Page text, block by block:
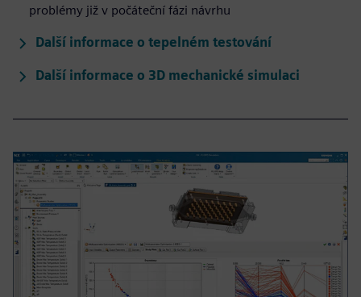
problémy již v počáteční fázi návrhu
Další informace o tepelném testování
Další informace o 3D mechanické simulaci